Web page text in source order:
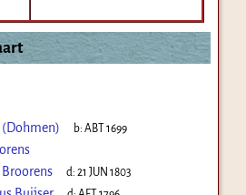
b:ABT 1699
d:21 JUN 1803